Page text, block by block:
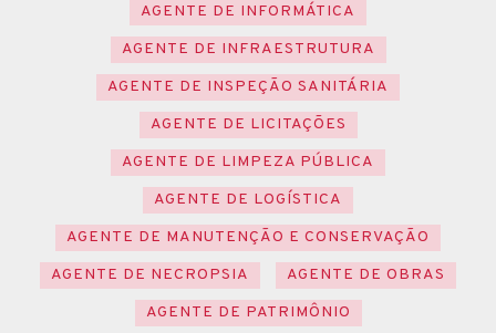
AGENTE DE INFORMÁTICA
AGENTE DE INFRAESTRUTURA
AGENTE DE INSPEÇÃO SANITÁRIA
AGENTE DE LICITAÇÕES
AGENTE DE LIMPEZA PÚBLICA
AGENTE DE LOGÍSTICA
AGENTE DE MANUTENÇÃO E CONSERVAÇÃO
AGENTE DE NECROPSIA
AGENTE DE OBRAS
AGENTE DE PATRIMÔNIO